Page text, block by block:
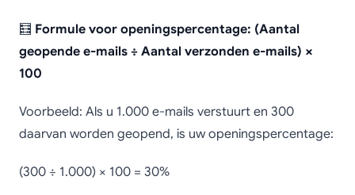
🧮 Formule voor openingspercentage: (Aantal
geopende e-mails ÷ Aantal verzonden e-mails) ×
100
Voorbeeld: Als u 1.000 e-mails verstuurt en 300
daarvan worden geopend, is uw openingspercentage:
(300 ÷ 1.000) × 100 = 30%